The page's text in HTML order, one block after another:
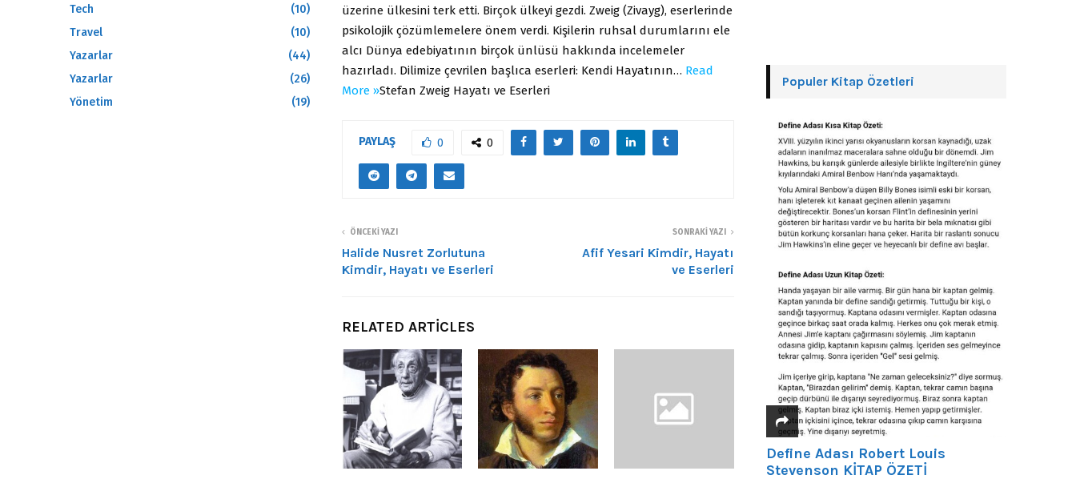
üzerine ülkesini terk etti. Birçok ülkeyi gezdi. Zweig (Zivayg), eserlerinde
psikolojik çözümlemelere önem verdi. Kişilerin ruhsal durumlarını ele
alcı Dünya edebiyatının birçok ünlüsü hakkında incelemeler
hazırladı. Dilimize çevrilen başlıca eserleri: Kendi Hayatının… Read
More »Stefan Zweig Hayatı ve Eserleri
PAYLAŞ 0 0
ÖNCEKI YAZI
Halide Nusret Zorlutuna
Kimdir, Hayatı ve Eserleri
SONRAKI YAZI
Afif Yesari Kimdir, Hayatı
ve Eserleri
RELATED ARTICLES
Tech
(10)
Travel
(10)
Yazarlar
(44)
Yazarlar
(26)
Yönetim
(19)
Populer Kitap Özetleri
Define Adası Robert Louis
Stevenson KİTAP ÖZETİ